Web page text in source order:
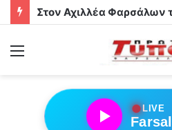
Στον Αχιλλέα Φαρσάλων
●LIVE